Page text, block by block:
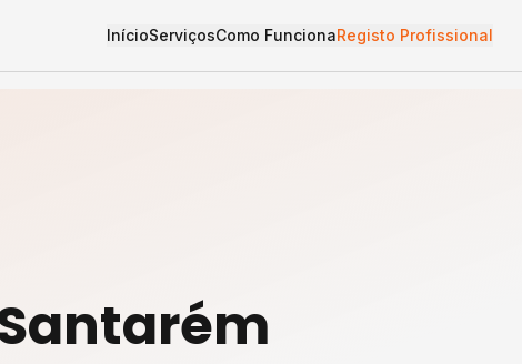
InícioServiçosComo FuncionaRegisto Profissional